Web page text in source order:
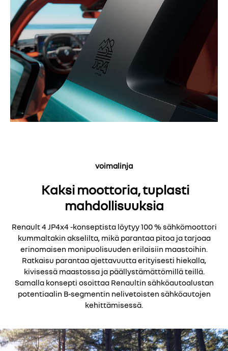
voimalinja
Kaksi moottoria, tuplasti
mahdollisuuksia
Renault 4 JP4x4 -konseptista löytyy 100 % sähkömoottori
kummaltakin akselilta, mikä parantaa pitoa ja tarjoaa
erinomaisen monipuolisuuden erilaisiin maastoihin.
Ratkaisu parantaa ajettavuutta erityisesti hiekalla,
kivisessä maastossa ja päällystämättömillä teillä.
Samalla konsepti osoittaa Renaultin sähköautoalustan
potentiaalin B-segmentin nelivetoisten sähköautojen
kehittämisessä.